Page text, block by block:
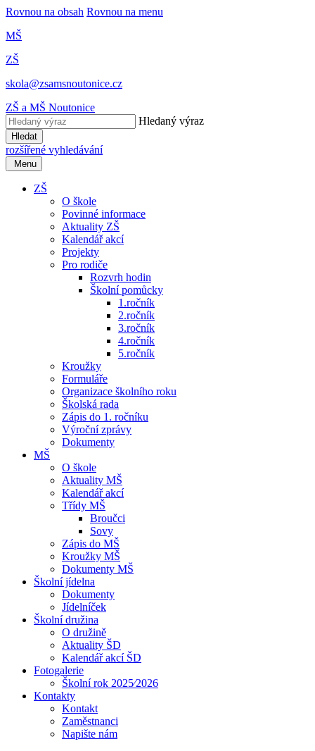
Rovnou na obsah Rovnou na menu
MŠ
ZŠ
skola@zsamsnoutonice.cz
ZŠ a MŠ Noutonice
Hledaný výraz
Hledat
rozšířené vyhledávání
Menu
ZŠ
O škole
Povinné informace
Aktuality ZŠ
Kalendář akcí
Projekty
Pro rodiče
Rozvrh hodin
Školní pomůcky
1.ročník
2.ročník
3.ročník
4.ročník
5.ročník
Kroužky
Formuláře
Organizace školního roku
Školská rada
Zápis do 1. ročníku
Výroční zprávy
Dokumenty
MŠ
O škole
Aktuality MŠ
Kalendář akcí
Třídy MŠ
Broučci
Sovy
Zápis do MŠ
Kroužky MŠ
Dokumenty MŠ
Školní jídelna
Dokumenty
Jídelníček
Školní družina
O družině
Aktuality ŠD
Kalendář akcí ŠD
Fotogalerie
Školní rok 2025⁄2026
Kontakty
Kontakt
Zaměstnanci
Napište nám